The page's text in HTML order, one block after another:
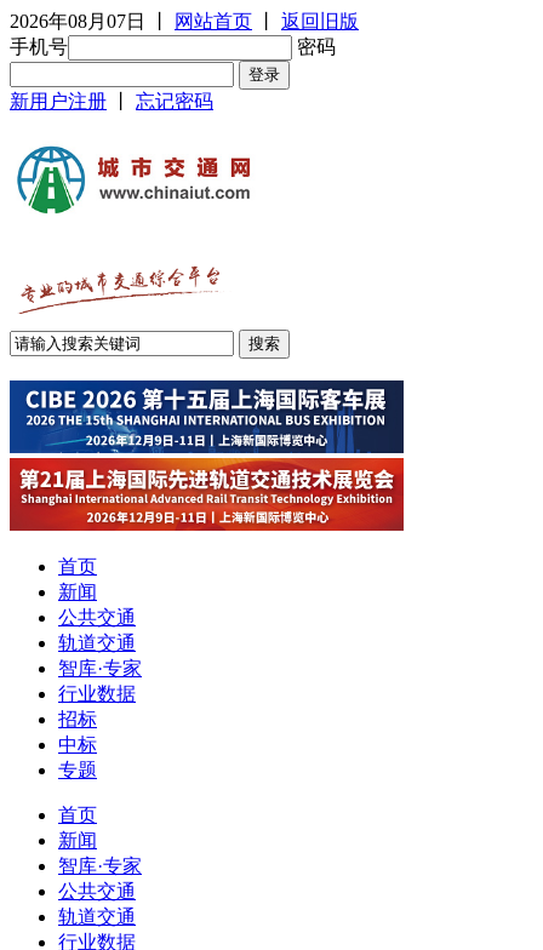
2026年08月07日 网站首页
返回旧版
手机号
密码
新用户注册 忘记密码
首页
新闻
公共交通
轨道交通
智库·专家
行业数据
招标
中标
专题
首页
新闻
智库·专家
公共交通
轨道交通
行业数据